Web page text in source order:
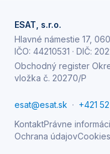
ESAT, s.r.o.
Hlavné námestie 17,
IČO: 44210531 · DIČ:
Obchodný register
vložka č. 20270/P
esat@esat.sk · +421
KontaktPrávne
Ochrana údajovCookies